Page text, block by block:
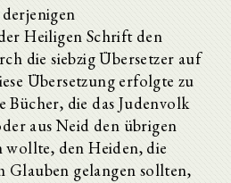
Heiligen Schrift den
die siebzig Übersetzer auf
Übersetzung erfolgte zu
Bücher, die das Judenvolk
aus Neid den übrigen
den Heiden, die
Glauben gelangen sollten,